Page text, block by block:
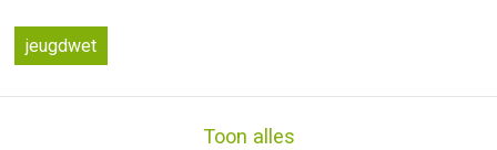
jeugdwet
Toon alles